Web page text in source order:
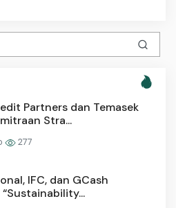
Partners dan Temasek
Stra...
277
IFC, dan GCash